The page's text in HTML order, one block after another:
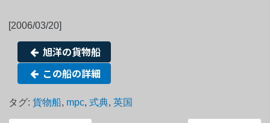
[2006/03/20]
旭洋の貨物船
この船の詳細
タグ:貨物船, mpc,式典,英国